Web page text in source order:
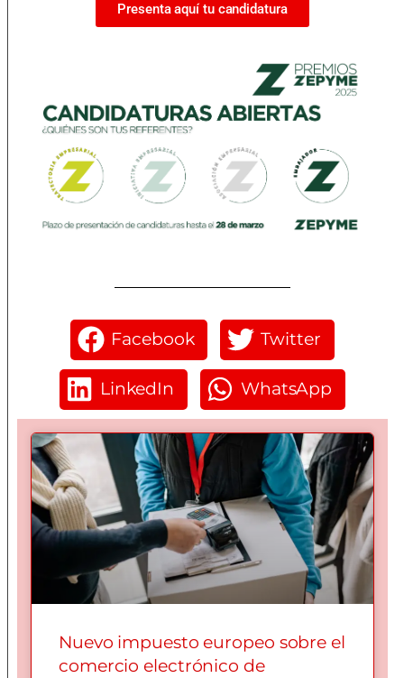
Presenta aquí tu candidatura
Facebook Twitter
LinkedIn WhatsApp
Nuevo impuesto europeo sobre el
comercio electrónico de